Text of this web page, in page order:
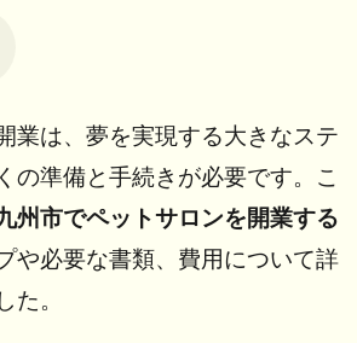
業は、夢を実現する大きなステ
の準備と手続きが必要です。こ
州市でペットサロンを開業する
や必要な書類、費用について詳
た。